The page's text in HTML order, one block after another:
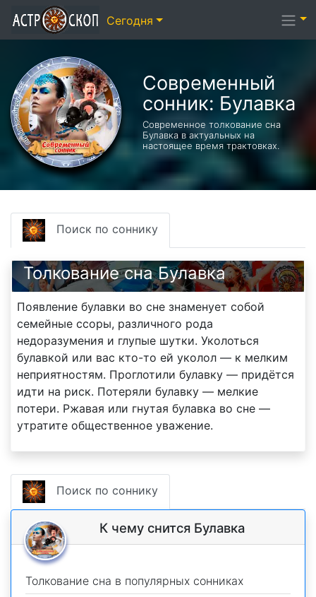
Современный
сонник: Булавка
Современное толкование сна
Булавка в актуальных на
настоящее время трактовках.
Поиск по соннику
Толкование сна Булавка
Появление булавки во сне знаменует собой
семейные ссоры, различного рода
недоразумения и глупые шутки. Уколоться
булавкой или вас кто-то ей уколол — к мелким
неприятностям. Проглотили булавку — придётся
идти на риск. Потеряли булавку — мелкие
потери. Ржавая или гнутая булавка во сне —
утратите общественное уважение.
Поиск по соннику
К чему снится Булавка
Толкование сна в популярных сонниках
Сегодня